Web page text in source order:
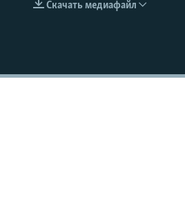
EMBED
Скачать медиафайл